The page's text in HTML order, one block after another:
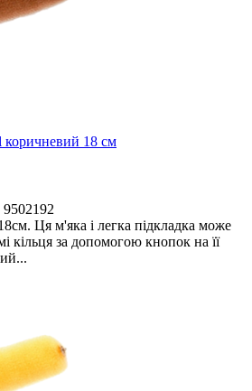
коричневий 18 см
9502192
Ця м'яка і легка підкладка може
кільця за допомогою кнопок на її